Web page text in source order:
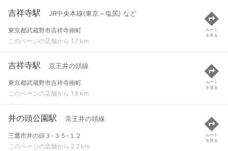
吉祥寺駅 JR中央本線(東京～塩尻) など
東京都武蔵野市吉祥寺南町
このページの店舗から 1.7 km
ルート
を見る
吉祥寺駅 京王井の頭線
東京都武蔵野市吉祥寺南町
このページの店舗から 1.8 km
ルート
を見る
井の頭公園駅 京王井の頭線
三鷹市井の頭３-３５-１２
このページの店舗から 2.2 km
ルート
を見る